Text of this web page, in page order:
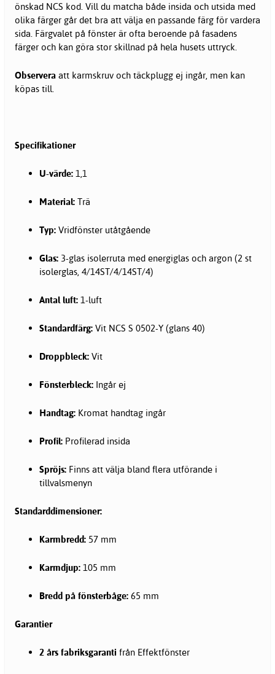
önskad NCS kod. Vill du matcha både insida och utsida med
olika färger går det bra att välja en passande färg för vardera
sida. Färgvalet på fönster är ofta beroende på fasadens
färger och kan göra stor skillnad på hela husets uttryck.
Observera att karmskruv och täckplugg ej ingår, men kan
köpas till.
Specifikationer
U-värde: 1,1
Material: Trä
Typ: Vridfönster utåtgående
Glas: 3-glas isolerruta med energiglas och argon (2 st
isolerglas, 4/14ST/4/14ST/4)
Antal luft: 1-luft
Standardfärg: Vit NCS S 0502-Y (glans 40)
Droppbleck: Vit
Fönsterbleck: Ingår ej
Handtag: Kromat handtag ingår
Profil: Profilerad insida
Spröjs: Finns att välja bland flera utförande i
tillvalsmenyn
Standarddimensioner:
Karmbredd: 57 mm
Karmdjup: 105 mm
Bredd på fönsterbåge: 65 mm
Garantier
2 års fabriksgaranti från Effektfönster